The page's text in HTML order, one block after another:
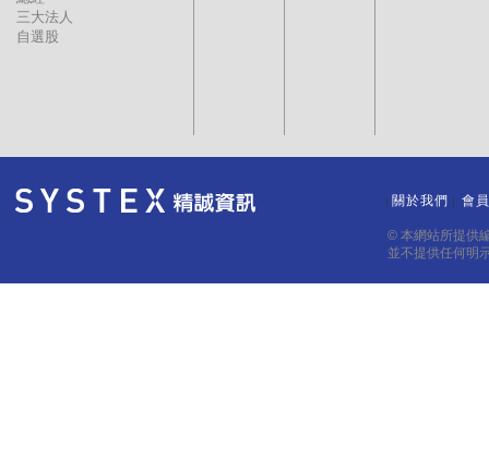
三大法人
自選股
關於我們 會
© 本網站所提供
並不提供任何明